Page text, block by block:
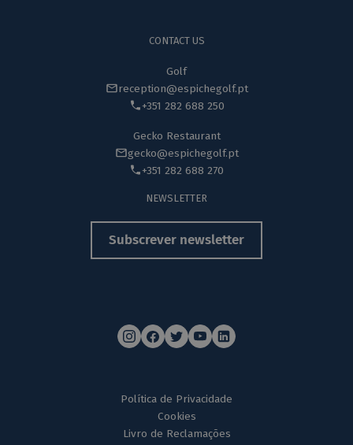
CONTACT US
Golf
reception@espichegolf.pt
+351 282 688 250
Gecko Restaurant
gecko@espichegolf.pt
+351 282 688 270
NEWSLETTER
Subscrever newsletter
Política de Privacidade
Cookies
Livro de Reclamações